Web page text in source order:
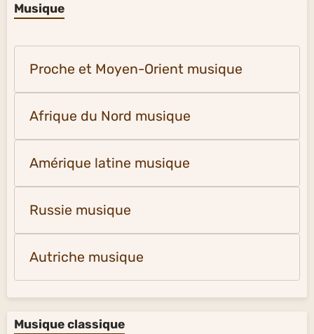
Musique
Proche et Moyen-Orient musique
Afrique du Nord musique
Amérique latine musique
Russie musique
Autriche musique
Musique classique